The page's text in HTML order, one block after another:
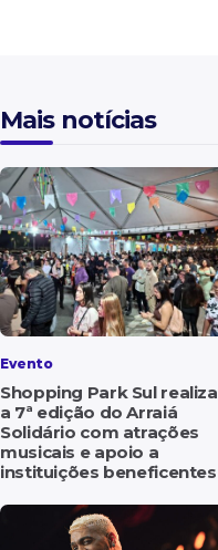
Mais notícias
Evento
Shopping Park Sul realiza
a 7ª edição do Arraiá
Solidário com atrações
musicais e apoio a
instituições beneficentes